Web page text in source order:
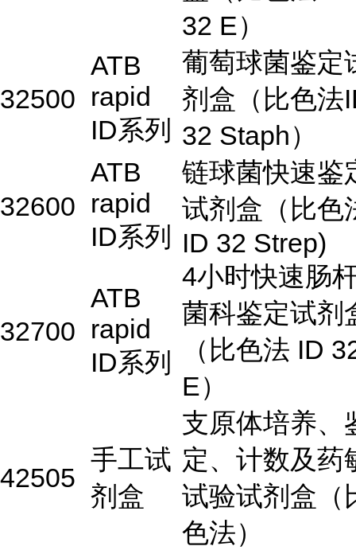
32 E）
32500
ATB
rapid
ID系列
葡萄球菌鉴定
剂盒（比色法
32 Staph）
32600
ATB
rapid
ID系列
链球菌快速鉴
试剂盒（比色
ID 32 Strep)
32700
ATB
rapid
ID系列
4小时快速肠
菌科鉴定试剂
（比色法 ID
E）
42505
手工试
剂盒
支原体培养、
定、计数及药
试验试剂盒（
色法）